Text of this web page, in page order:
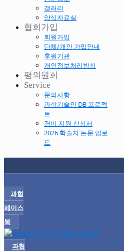
갤러리
양식자료실
협회가입
회원가입
단체/개인 가입안내
후원기관
개인정보처리방침
평의원회
Service
문의사항
과학기술인 DB 프로젝
트
경비 지원 신청서
2026 학술지 논문 업로
드
과협
페이스
북
과협